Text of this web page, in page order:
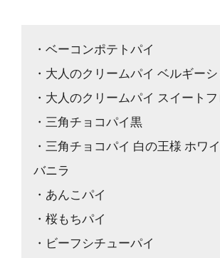
・ベーコンポテトパイ
・大人のクリームパイ ベルギー
・大人のクリームパイ スイート
・三角チョコパイ黒
・三角チョコパイ 白の王様 ホワ
バニラ
・あんこパイ
・桜もちパイ
・ビーフシチューパイ